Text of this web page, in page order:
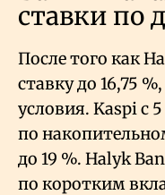
ставки по
После того как
ставку до 16,75
условия. Kaspi с
по
до 19 %. Halyk
по коротким